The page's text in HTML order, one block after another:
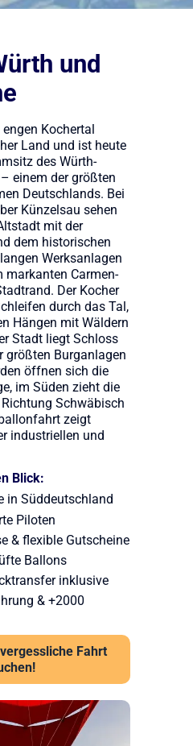
und
Kochertal
Land und ist heute
des Würth-
einem der größten
Deutschlands. Bei
Künzelsau sehen
mit der
dem historischen
Werksanlagen
markanten Carmen-
Der Kocher
durch das Tal,
Hängen mit Wäldern
Stadt liegt Schloss
größten Burganlagen
öffnen sich die
im Süden zieht die
Schwäbisch
zeigt
industriellen und
Blick:
in Süddeutschland
Piloten
& flexible Gutscheine
Ballons
inklusive
& +2000
Fahrt